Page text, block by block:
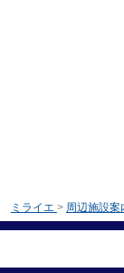
ミライエ > 周辺施設案